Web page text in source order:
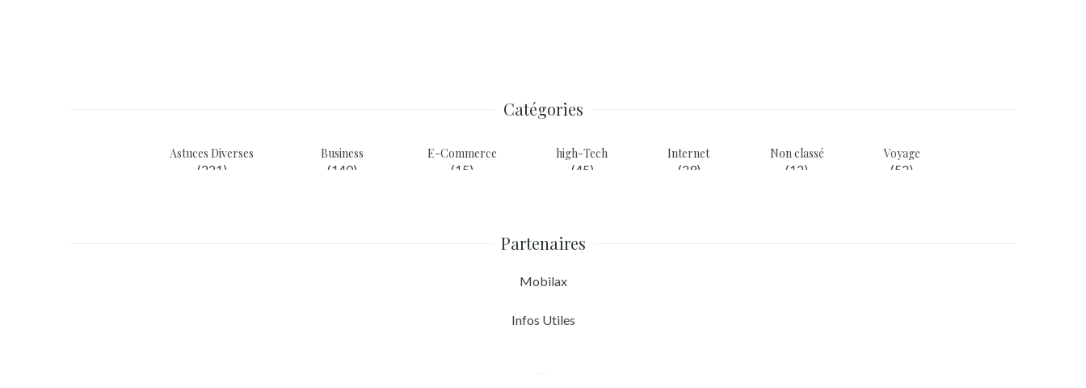
Catégories
Astuces Diverses
(221)
Business
(140)
E-Commerce
(15)
high-Tech
(45)
Internet
(29)
Non classé
(12)
Voyage
(52)
Partenaires
Mobilax
Infos Utiles